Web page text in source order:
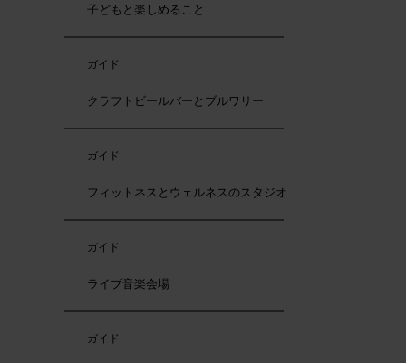
子どもと楽しめること
ガイド
クラフトビールバーとブルワリー
ガイド
フィットネスとウェルネスのスタジオ
ガイド
ライブ音楽会場
ガイド